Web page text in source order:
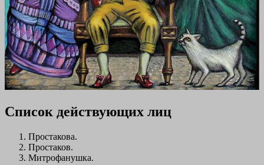
Список действующих лиц
Простакова.
Простаков.
Митрофанушка.